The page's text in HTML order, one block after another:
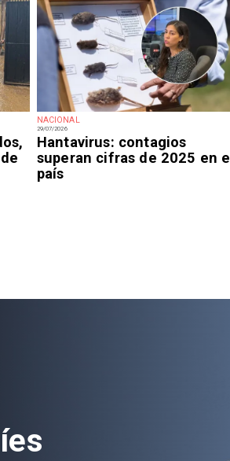
NACIONAL
29/07/2026
Hantavirus: contagios
superan cifras de 2025 en el
país